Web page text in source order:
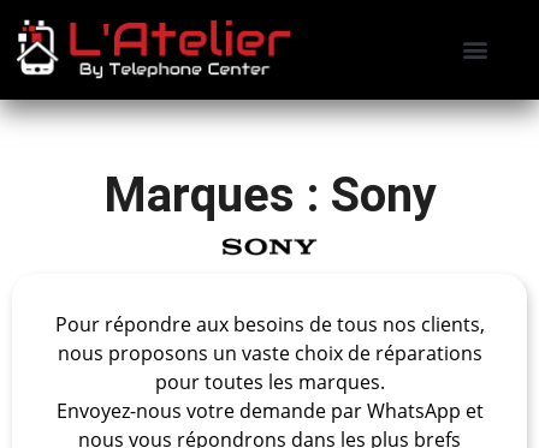
Marques : Sony
Pour répondre aux besoins de tous nos clients,
nous proposons un vaste choix de réparations
pour toutes les marques.
Envoyez-nous votre demande par WhatsApp et
nous vous répondrons dans les plus brefs